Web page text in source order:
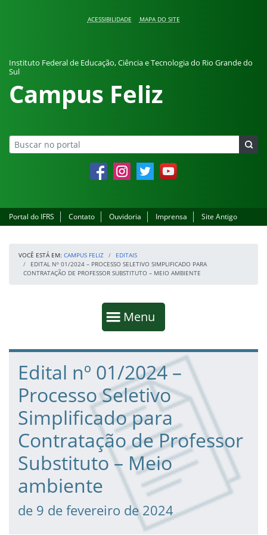
ACESSIBILIDADE MAPA DO SITE
Instituto Federal de Educação, Ciência e Tecnologia do Rio Grande do
Sul
Campus Feliz
FacebookInstagramTwitter YouTube
Portal do IFRS Contato Ouvidoria Imprensa Site Antigo
VOCÊ ESTÁ EM: CAMPUS FELIZ
EDITAIS
EDITAL Nº 01/2024 – PROCESSO SELETIVO SIMPLIFICADO PARA
CONTRATAÇÃO DE PROFESSOR SUBSTITUTO – MEIO AMBIENTE
Mostrar
Menu
Fim da navegação
Início do conteúdo
Edital nº 01/2024 –
Processo Seletivo
Simplificado para
Contratação de Professor
Substituto – Meio
ambiente
de 9 de fevereiro de 2024